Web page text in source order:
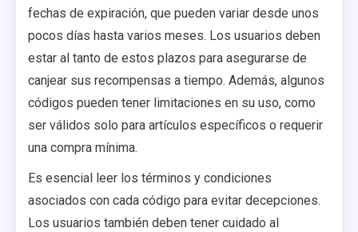
fechas de expiración, que pueden variar desde unos
pocos días hasta varios meses. Los usuarios deben
estar al tanto de estos plazos para asegurarse de
canjear sus recompensas a tiempo. Además, algunos
códigos pueden tener limitaciones en su uso, como
ser válidos solo para artículos específicos o requerir
una compra mínima.
Es esencial leer los términos y condiciones
asociados con cada código para evitar decepciones.
Los usuarios también deben tener cuidado al